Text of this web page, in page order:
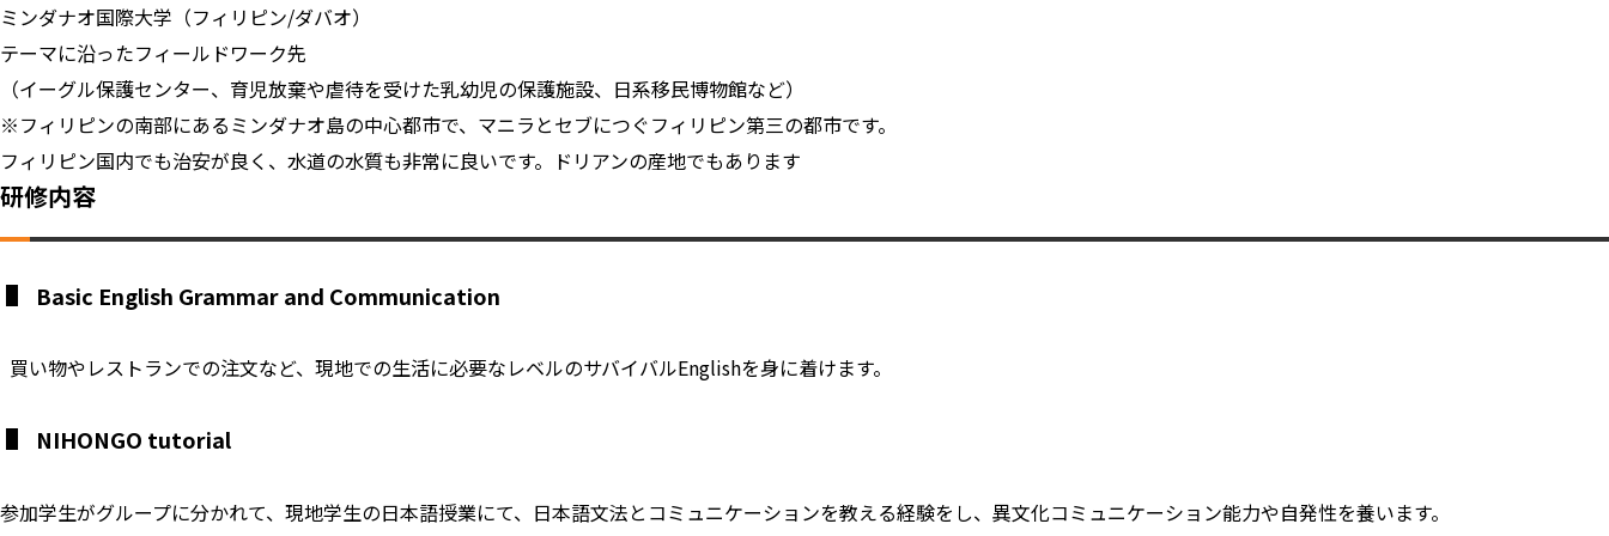
ミンダナオ国際大学（フィリピン/ダバオ）
テーマに沿ったフィールドワーク先
（イーグル保護センター、育児放棄や虐待を受けた乳幼児の保護施設、日系移民博物館など）
※フィリピンの南部にあるミンダナオ島の中心都市で、マニラとセブにつぐフィリピン第三の都市です。
フィリピン国内でも治安が良く、水道の水質も非常に良いです。ドリアンの産地でもあります
研修内容
Basic English Grammar and Communication
買い物やレストランでの注文など、現地での生活に必要なレベルのサバイバルEnglishを身に着けます。
NIHONGO tutorial
参加学生がグループに分かれて、現地学生の日本語授業にて、日本語文法とコミュニケーションを教える経験をし、異文化コミュニケーション能力や自発性を養います。